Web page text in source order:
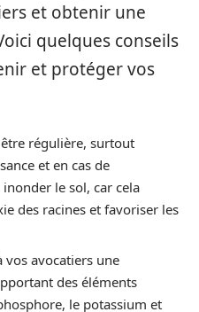
et obtenir une
quelques conseils
et protéger vos
régulière, surtout
et en cas de
inonder le sol, car cela
des racines et favoriser les
vos avocatiers une
des éléments
le potassium et